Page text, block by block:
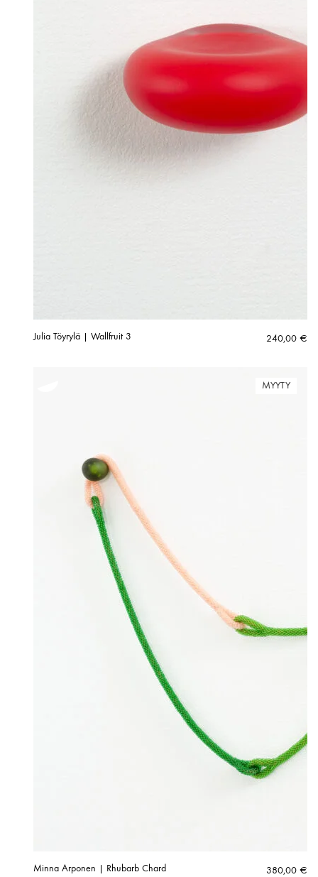
Julia Töyrylä | Wallfruit 3 240,00 €
MYYTY
Minna Arponen | Rhubarb Chard 380,00 €